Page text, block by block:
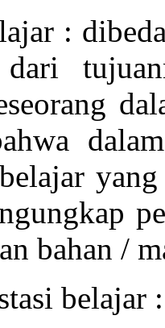
:
bahan /
belajar :